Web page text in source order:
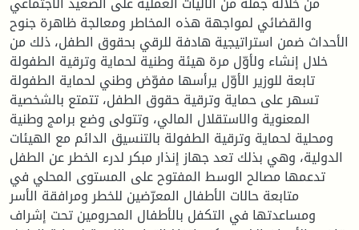
والقضائي لمواجهة هذه المخاطر ومعالجة ظاهرة جنوح
الأحداث ضمن استراتيجية هادفة للرقي بحقوق الطفل، ذلك من
خلال إنشاء ولأوّل مرة هيئة وطنية لحماية وترقية الطفولة
تابعة للوزير الأوّل يرأسها مفوّض وطني لحماية الطفولة
تسهر على حماية وترقية حقوق الطفل، تتمتع بالشخصية
المعنوية والاستقلال المالي، وتتولى وضع برامج وطنية
ومحلية لحماية وترقية الطفولة بالتنسيق الدائم مع الهيئات
الدولية، وهي بذلك تعد جهاز إنذار مبكر لدرء الخطر عن الطفل
تدعمها مصالح الوسط المفتوح على المستوى المحلي في
متابعة حالات الأطفال المعرّضين للخطر ومرافقة الأسر
ومساعدتها في التكفل بالأطفال المحرومين تحت إشراف